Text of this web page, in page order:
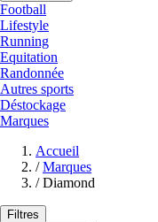
Football
Lifestyle
Running
Equitation
Randonnée
Autres sports
Déstockage
Marques
Accueil
/ Marques
/ Diamond
Filtres